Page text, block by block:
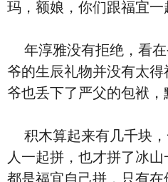
玛，额娘，你们跟福宜一
年淳雅没有拒绝，看在
爷的生辰礼物并没有太
爷也丢下了严父的包袱，
积木算起来有几千块，
人一起拼，也才拼了冰
都是福宜自己拼，只有